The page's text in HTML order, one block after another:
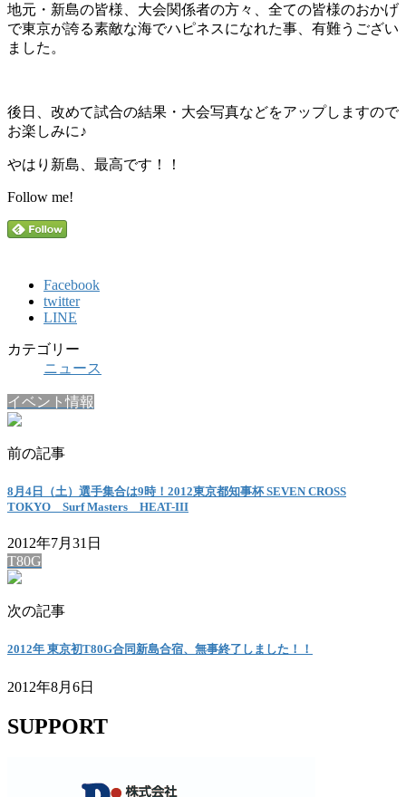
地元・新島の皆様、大会関係者の方々、全ての皆様のおかげ
で東京が誇る素敵な海でハピネスになれた事、有難うござい
ました。
後日、改めて試合の結果・大会写真などをアップしますので
お楽しみに♪
やはり新島、最高です！！
Follow me!
Facebook
twitter
LINE
カテゴリー
ニュース
イベント情報
前の記事
8月4日（土）選手集合は9時！2012東京都知事杯 SEVEN CROSS
TOKYO Surf Masters HEAT-III
2012年7月31日
T80G
次の記事
2012年 東京初T80G合同新島合宿、無事終了しました！！
2012年8月6日
SUPPORT